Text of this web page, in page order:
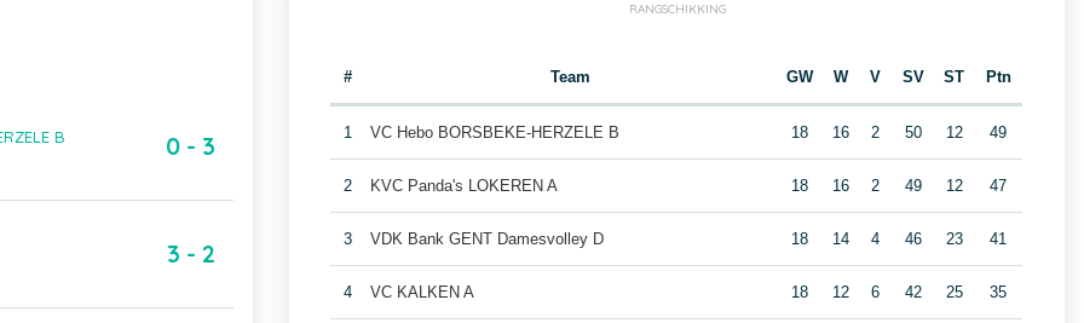
B 0 - 3
3 - 2
RANGSCHIKKING
# Team GW W V SV ST Ptn
1 VC Hebo BORSBEKE-HERZELE B 18 16 2 50 12 49
2 KVC Panda's LOKEREN A 18 16 2 49 12 47
3 VDK Bank GENT Damesvolley D 18 14 4 46 23 41
4 VC KALKEN A 18 12 6 42 25 35